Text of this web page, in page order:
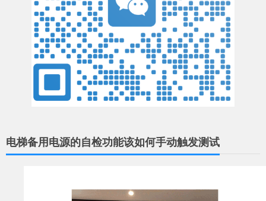
电梯备用电源的自检功能该如何手动触发测试